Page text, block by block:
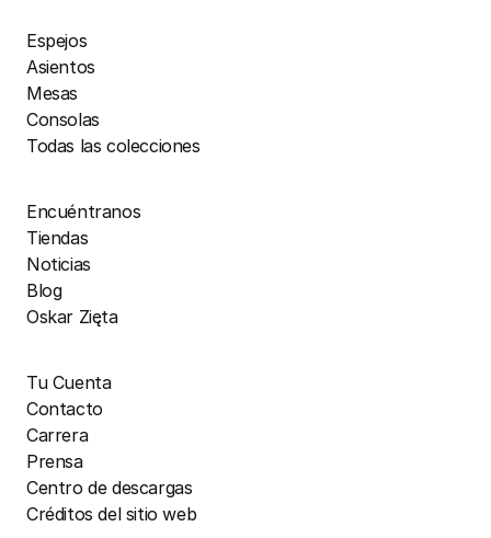
Espejos
Asientos
Mesas
Consolas
Todas las colecciones
Encuéntranos
Tiendas
Noticias
Blog
Oskar Zięta
Tu Cuenta
Contacto
Carrera
Prensa
Centro de descargas
Créditos del sitio web